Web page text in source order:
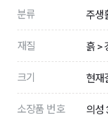
분류 주생
재질 흙 >
크기 현재
소장품 번호 의성